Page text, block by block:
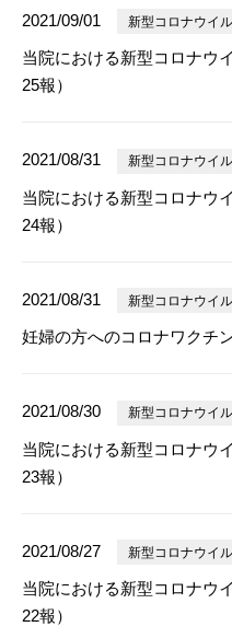
2021/09/01 新型コロナウイ
当院における新型コロナウ
25報）
2021/08/31 新型コロナウイ
当院における新型コロナウ
24報）
2021/08/31 新型コロナウイ
妊婦の方へのコロナワクチ
2021/08/30 新型コロナウイ
当院における新型コロナウ
23報）
2021/08/27 新型コロナウイ
当院における新型コロナウ
22報）